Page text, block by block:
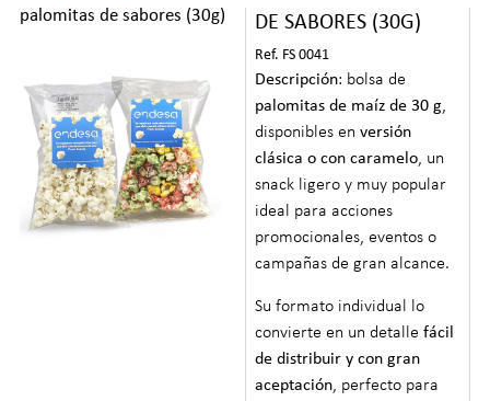
palomitas de sabores (30g)
DE SABORES (30G)
Ref. FS 0041
Descripción: bolsa de
palomitas de maíz de 30 g,
disponibles enversión
clásica o con caramelo, un
snack ligero y muy popular
ideal para acciones
promocionales, eventos o
campañas de gran alcance.
Su formato individual lo
convierte en un detallefácil
de distribuir y con gran
aceptación, perfecto para